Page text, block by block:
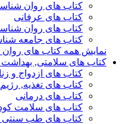
کتاب های روان
کتاب های عرفانی
کتاب های روان
کتاب های جامعه
نمایش همه کتاب های
کتاب های سلامتی, بهداشت
کتاب های ازدواج و
کتاب های تغذیه,
کتاب های درمانی
کتاب های سلامت
کتاب های طب سنتی